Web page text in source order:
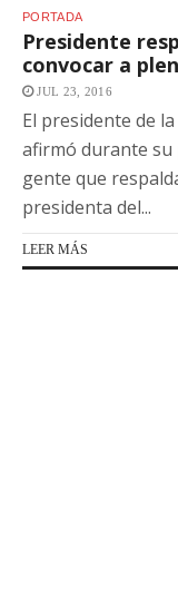
PORTADA
Presidente
convocar a
JUL 23, 2016
El presidente de
afirmó durante
gente que
presidenta del...
LEER MÁS